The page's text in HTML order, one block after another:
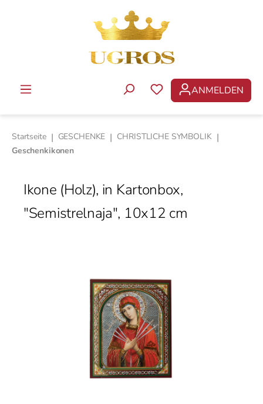
DU HAST 0
ANMELDEN
Startseite | GESCHENKE | CHRISTLICHE SYMBOLIK |
Geschenkikonen
Ikone (Holz), in Kartonbox,
"Semistrelnaja", 10x12 cm